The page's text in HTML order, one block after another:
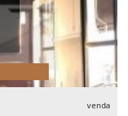
venda